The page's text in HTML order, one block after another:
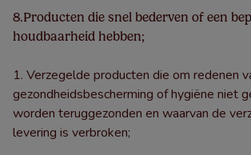
8.Producten die snel bederven of een
houdbaarheid hebben;
Verzegelde producten die om redenen
gezondheidsbescherming of hygiëne niet
worden teruggezonden en waarvan de
levering is verbroken;